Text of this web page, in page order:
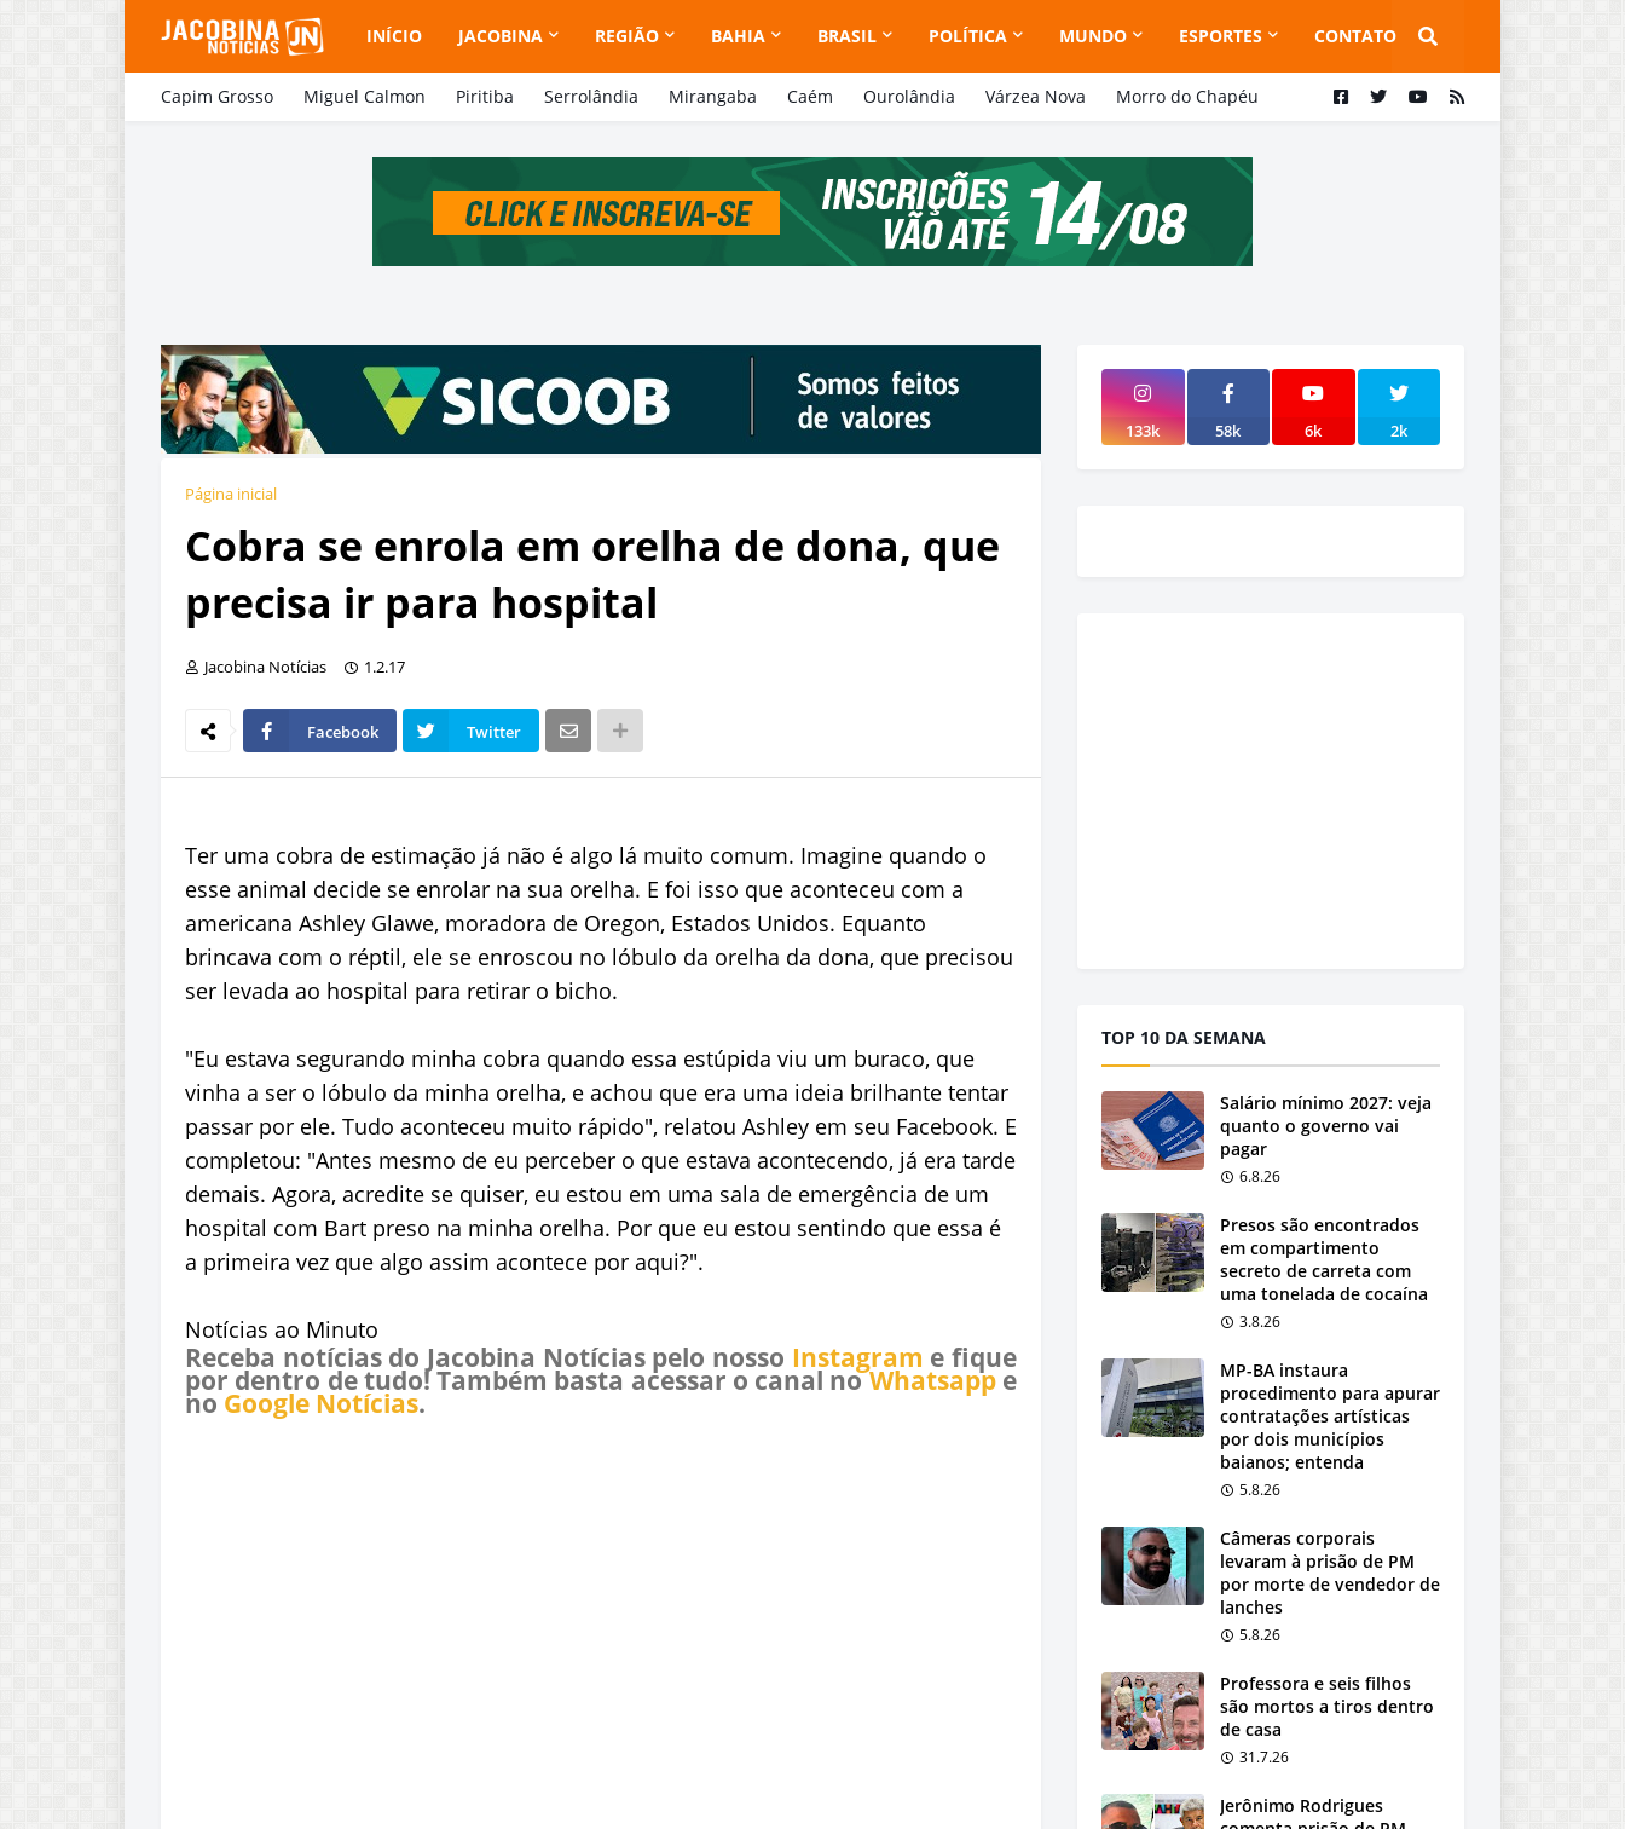
INÍCIO JACOBINA REGIÃO BAHIA BRASIL POLÍTICA MUNDO ESPORTES CONTATO
Capim Grosso Miguel Calmon Piritiba Serrolândia Mirangaba Caém Ourolândia Várzea Nova Morro do Chapéu
Página inicial
Cobra se enrola em orelha de dona, que
precisa ir para hospital
Jacobina Notícias 1.2.17
Facebook Twitter
Ter uma cobra de estimação já não é algo lá muito comum. Imagine quando o
esse animal decide se enrolar na sua orelha. E foi isso que aconteceu com a
americana Ashley Glawe, moradora de Oregon, Estados Unidos. Equanto
brincava com o réptil, ele se enroscou no lóbulo da orelha da dona, que precisou
ser levada ao hospital para retirar o bicho.
"Eu estava segurando minha cobra quando essa estúpida viu um buraco, que
vinha a ser o lóbulo da minha orelha, e achou que era uma ideia brilhante tentar
passar por ele. Tudo aconteceu muito rápido", relatou Ashley em seu Facebook. E
completou: "Antes mesmo de eu perceber o que estava acontecendo, já era tarde
demais. Agora, acredite se quiser, eu estou em uma sala de emergência de um
hospital com Bart preso na minha orelha. Por que eu estou sentindo que essa é
a primeira vez que algo assim acontece por aqui?".
Notícias ao Minuto
Receba notícias do Jacobina Notícias pelo nosso Instagram e fique
por dentro de tudo! Também basta acessar o canal noWhatsappe
no Google Notícias.
133k 58k 6k 2k
TOP 10 DA SEMANA
Salário mínimo 2027: veja
quanto o governo vai
pagar
6.8.26
Presos são encontrados
em compartimento
secreto de carreta com
uma tonelada de cocaína
3.8.26
MP-BA instaura
procedimento para apurar
contratações artísticas
por dois municípios
baianos; entenda
5.8.26
Câmeras corporais
levaram à prisão de PM
por morte de vendedor de
lanches
5.8.26
Professora e seis filhos
são mortos a tiros dentro
de casa
31.7.26
Jerônimo Rodrigues